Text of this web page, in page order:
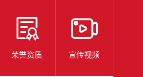
荣誉资质 宣传视频